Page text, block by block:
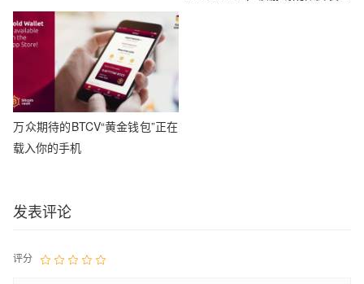
万众期待的BTCV“黄金钱包”正在
载入你的手机
发表评论
评分